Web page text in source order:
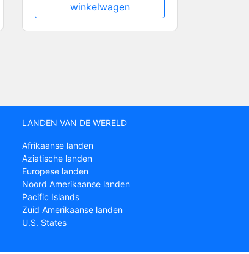
winkelwagen
LANDEN VAN DE WERELD
Afrikaanse landen
Aziatische landen
Europese landen
Noord Amerikaanse landen
Pacific Islands
Zuid Amerikaanse landen
U.S. States